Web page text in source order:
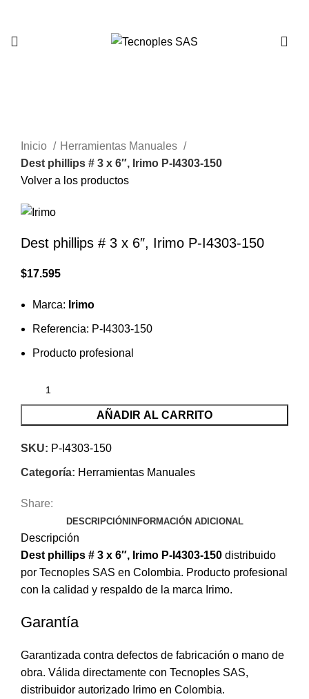
Inicio
Herramientas Manuales
Dest phillips # 3 x 6″, Irimo P-I4303-150
Volver a los productos
Dest phillips # 3 x 6″, Irimo P-I4303-150
$17.595
Marca: Irimo
Referencia: P-I4303-150
Producto profesional
AÑADIR AL CARRITO
SKU: P-I4303-150
Categoría: Herramientas Manuales
Share:
DESCRIPCIÓN INFORMACIÓN ADICIONAL
Descripción
Dest phillips # 3 x 6″, Irimo P-I4303-150 distribuido
por Tecnoples SAS en Colombia. Producto profesional
con la calidad y respaldo de la marca Irimo.
Garantía
Garantizada contra defectos de fabricación o mano de
obra. Válida directamente con Tecnoples SAS,
distribuidor autorizado Irimo en Colombia.